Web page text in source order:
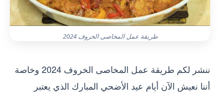
طريقة عمل المخاصى الخروف 2024
ننشر لكم طريقة عمل المخاصى الخروف 2024 وخاصة
أننا نعيش الآن أيام عيد الأضحي المبارك الذي يعتبر